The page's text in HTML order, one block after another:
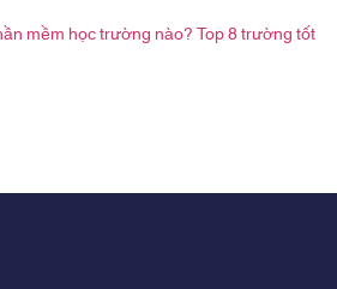
mềm học trường nào? Top 8 trường tốt